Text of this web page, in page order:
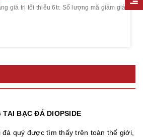
giá trị tối thiểu 6tr. Số lượng mã giảm giá
TAI BẠC ĐÁ DIOPSIDE
quý được tìm thấy trên toàn thế giới,